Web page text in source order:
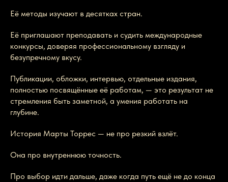
Её методы изучают в десятках стран.
Её приглашают преподавать и судить международные
конкурсы, доверяя профессиональному взгляду и
безупречному вкусу.
Публикации, обложки, интервью, отдельные издания,
полностью посвящённые её работам, — это результат не
стремления быть заметной, а умения работать на
глубине.
История Марты Торрес — не про резкий взлёт.
Она про внутреннюю точность.
Про выбор идти дальше, даже когда путь ещё не до конца